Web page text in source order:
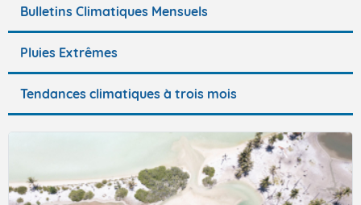
Bulletins Climatiques Mensuels
Pluies Extrêmes
Tendances climatiques à trois mois